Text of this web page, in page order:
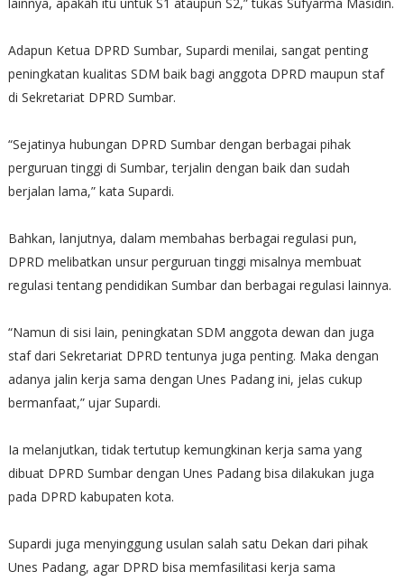
Adapun Ketua DPRD Sumbar, Supardi menilai, sangat penting
peningkatan kualitas SDM baik bagi anggota DPRD maupun staf
di Sekretariat DPRD Sumbar.
“Sejatinya hubungan DPRD Sumbar dengan berbagai pihak
perguruan tinggi di Sumbar, terjalin dengan baik dan sudah
berjalan lama,” kata Supardi.
Bahkan, lanjutnya, dalam membahas berbagai regulasi pun,
DPRD melibatkan unsur perguruan tinggi misalnya membuat
regulasi tentang pendidikan Sumbar dan berbagai regulasi lainnya.
“Namun di sisi lain, peningkatan SDM anggota dewan dan juga
staf dari Sekretariat DPRD tentunya juga penting. Maka dengan
adanya jalin kerja sama dengan Unes Padang ini, jelas cukup
bermanfaat,” ujar Supardi.
Ia melanjutkan, tidak tertutup kemungkinan kerja sama yang
dibuat DPRD Sumbar dengan Unes Padang bisa dilakukan juga
pada DPRD kabupaten kota.
Supardi juga menyinggung usulan salah satu Dekan dari pihak
Unes Padang, agar DPRD bisa memfasilitasi kerja sama